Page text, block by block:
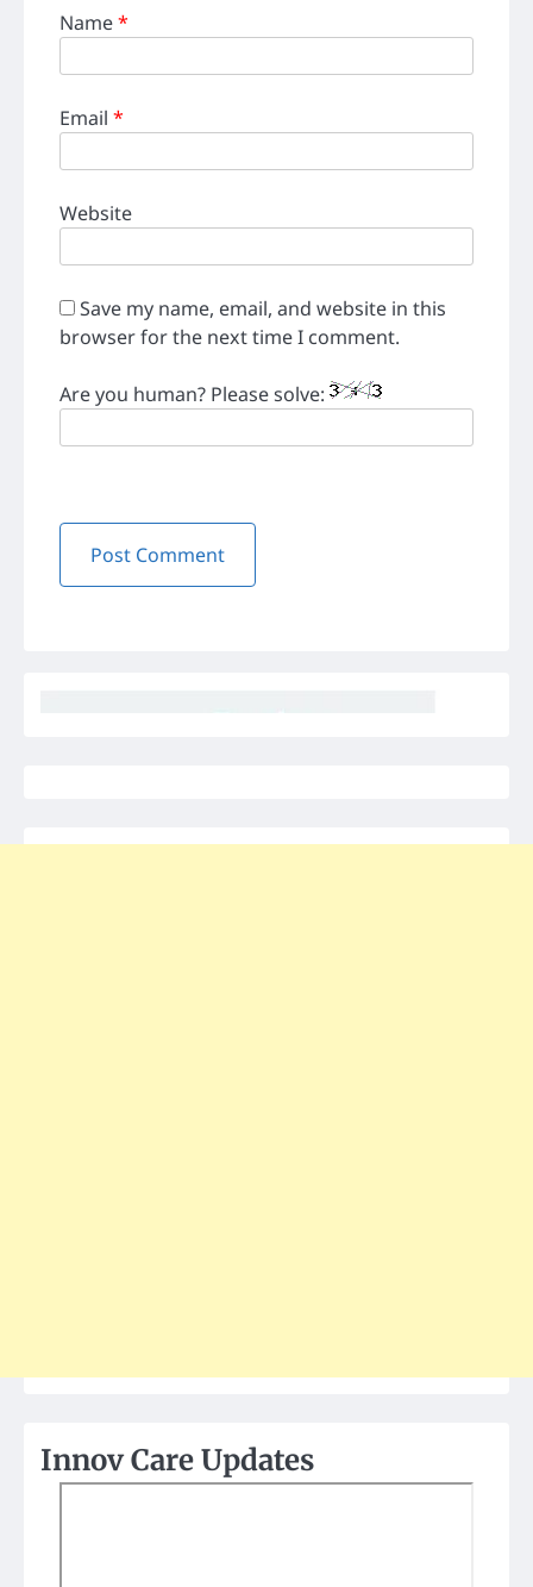
Name*
Email *
Website
Save my name, email, and website in this
browser for the next time I comment.
Are you human? Please solve:
Innov Care Updates